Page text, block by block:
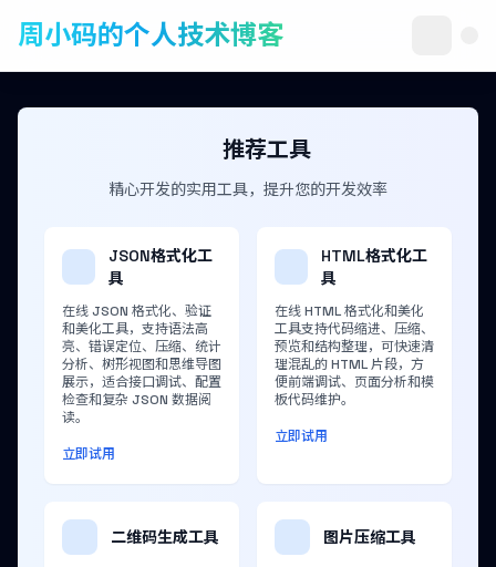
周小码的个人技术博客
推荐工具
精心开发的实用工具，提升您的开发效率
JSON格式化工
具
在线 JSON 格式化、验证
和美化工具，支持语法高
亮、错误定位、压缩、统计
分析、树形视图和思维导图
展示，适合接口调试、配置
检查和复杂 JSON 数据阅
读。
立即试用
HTML格式化工
具
在线 HTML 格式化和美化
工具支持代码缩进、压缩、
预览和结构整理，可快速清
理混乱的 HTML 片段，方
便前端调试、页面分析和模
板代码维护。
立即试用
二维码生成工具 图片压缩工具